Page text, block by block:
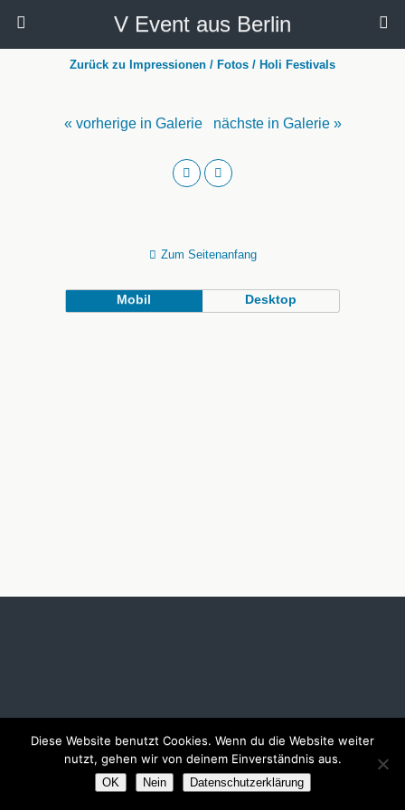
V Event aus Berlin
Zurück zu Impressionen / Fotos / Holi Festivals
« vorherige in Galerie nächste in Galerie »
Diese Website benutzt Cookies. Wenn du die Website weiter
nutzt, gehen wir von deinem Einverständnis aus.
OK Nein Datenschutzerklärung
Zum Seitenanfang
Mobil Desktop